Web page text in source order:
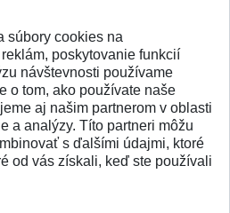
NA VRCH
súbory cookies na
poskytovanie funkcií
návštevnosti používame
o tom, ako používate naše
aj našim partnerom v oblasti
a analýzy. Títo partneri môžu
s ďalšími údajmi, ktoré
od vás získali, keď ste používali